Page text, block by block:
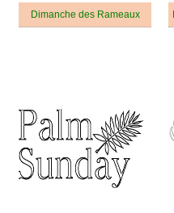
Dimanche des Rameaux